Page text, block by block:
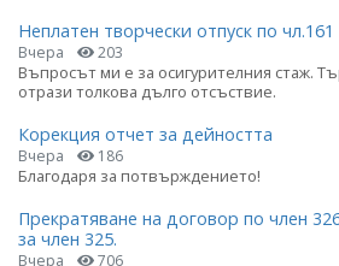
Неплатен творчески отпуск по чл.161
Вчера 203
Въпросът ми е за осигурителния стаж.
отрази толкова дълго отсъствие.
Корекция отчет за дейността
Вчера 186
Благодаря за потвърждението!
Прекратяване на договор по член
за член 325.
Вчера 706